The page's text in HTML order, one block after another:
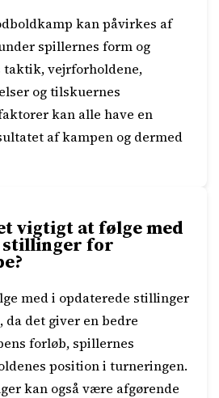
kan påvirkes af
spillernes form og
vejrforholdene,
og tilskuernes
kan alle have en
af kampen og dermed
vigtigt at følge med
stillinger for
med i opdaterede stillinger
det giver en bedre
forløb, spillernes
position i turneringen.
kan også være afgørende